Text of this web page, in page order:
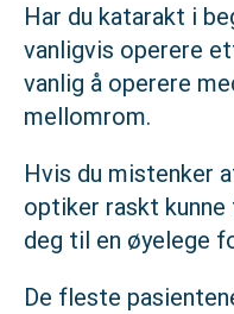
Har du katarakt i
vanligvis operere
vanlig å operere
mellomrom.
Hvis du mistenker
optiker raskt
deg til en øyelege
De fleste